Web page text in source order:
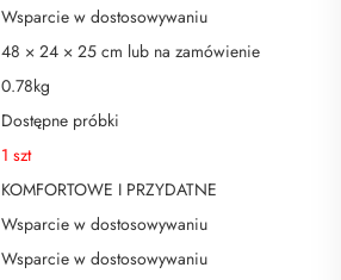
Wsparcie w dostosowywaniu
48 × 24 × 25 cm lub na zamówienie
0.78kg
Dostępne próbki
1 szt
KOMFORTOWE I PRZYDATNE
Wsparcie w dostosowywaniu
Wsparcie w dostosowywaniu